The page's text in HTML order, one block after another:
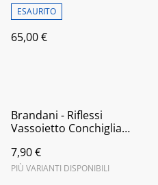
ESAURITO
65,00 €
Brandani - Riflessi
Vassoietto Conchiglia
7,90 €
PIÙ VARIANTI DISPONIBILI